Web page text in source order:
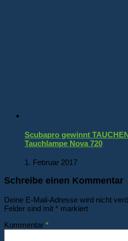
Scubapro gewinnt
Tauchlampe Nova 720
1. Februar 2017
Schreibe einen Kommentar
Deine E-Mail-Adresse wird nicht
Felder sind mit * markiert
Kommentar *